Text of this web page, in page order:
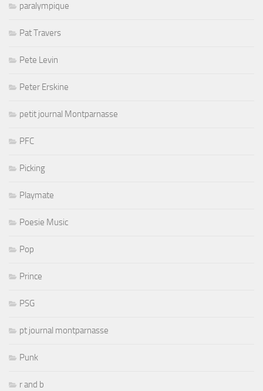
paralympique
Pat Travers
Pete Levin
Peter Erskine
petit journal Montparnasse
PFC
Picking
Playmate
Poesie Music
Pop
Prince
PSG
pt journal montparnasse
Punk
r and b